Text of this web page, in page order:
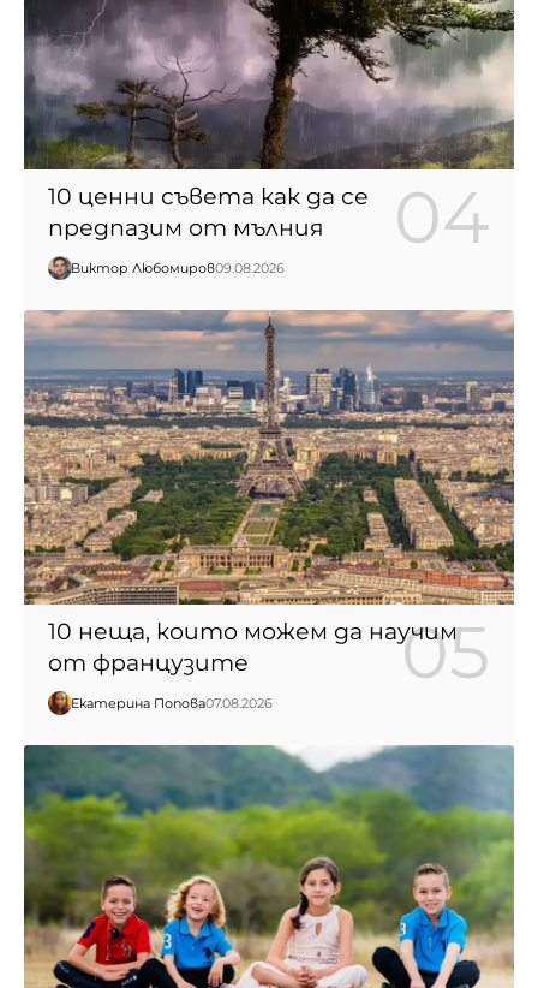
10 ценни съвета как да се
предпазим от мълния
Виктор Любомиров09.08.2026
10 неща, които можем да научим
от французите
Екатерина Попова07.08.2026